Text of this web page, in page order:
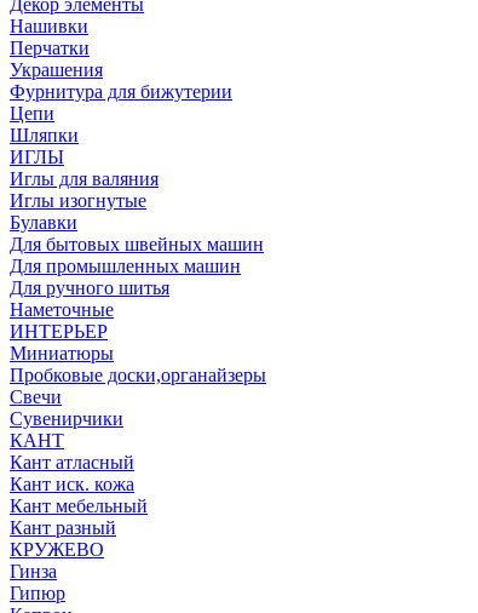
Декор элементы
Нашивки
Перчатки
Украшения
Фурнитура для бижутерии
Цепи
Шляпки
ИГЛЫ
Иглы для валяния
Иглы изогнутые
Булавки
Для бытовых швейных машин
Для промышленных машин
Для ручного шитья
Наметочные
ИНТЕРЬЕР
Миниатюры
Пробковые доски,органайзеры
Свечи
Сувенирчики
КАНТ
Кант атласный
Кант иск. кожа
Кант мебельный
Кант разный
КРУЖЕВО
Гинза
Гипюр